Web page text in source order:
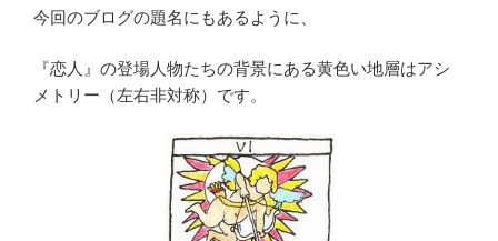
今回のブログの題名にもあるように、
『恋人』の登場人物たちの背景にある黄色い地層はアシ
メトリー（左右非対称）です。